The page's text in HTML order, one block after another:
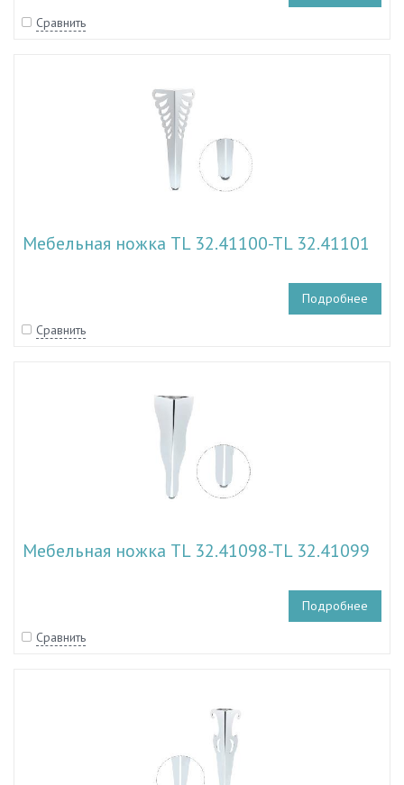
Сравнить
Мебельная ножка TL 32.41100-TL 32.41101
Подробнее
Сравнить
Мебельная ножка TL 32.41098-TL 32.41099
Подробнее
Сравнить